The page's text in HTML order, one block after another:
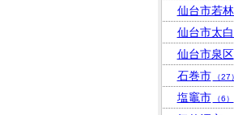
仙台市若
仙台市太
仙台市泉区
石巻市 （27）
塩竈市 （6）